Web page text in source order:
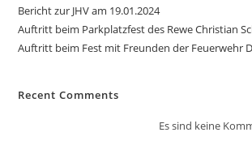
Bericht zur JHV am 19.01.2024
Auftritt beim Parkplatzfest des Rewe Christian
Auftritt beim Fest mit Freunden der Feuerwehr
Recent Comments
Es sind keine